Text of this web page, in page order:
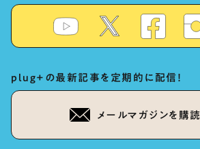
plug+の最新記事を定期的に配信！
メールマガジンを購読